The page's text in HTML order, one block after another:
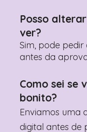
Posso
ver?
Sim, pode pedir
antes da
Como sei se
bonito?
Enviamos uma
digital antes de